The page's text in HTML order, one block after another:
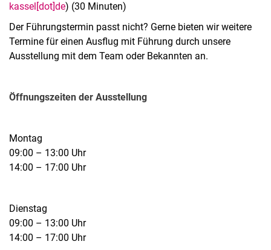
kassel[dot]de) (30 Minuten)
Der Führungstermin passt nicht? Gerne bieten wir weitere
Termine für einen Ausflug mit Führung durch unsere
Ausstellung mit dem Team oder Bekannten an.
Öffnungszeiten der Ausstellung
Montag
09:00 – 13:00 Uhr
14:00 – 17:00 Uhr
Dienstag
09:00 – 13:00 Uhr
14:00 – 17:00 Uhr